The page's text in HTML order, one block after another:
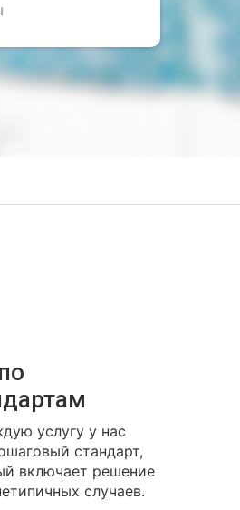
услугу у нас
стандарт,
включает решение
случаев.